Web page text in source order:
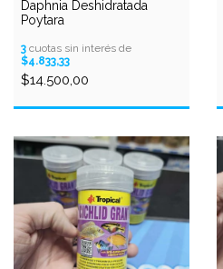
Daphnia Deshidratada
Poytara
3 cuotas sin interés de
$4.833,33
$14.500,00